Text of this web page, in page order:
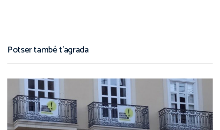
Potser també t'agrada